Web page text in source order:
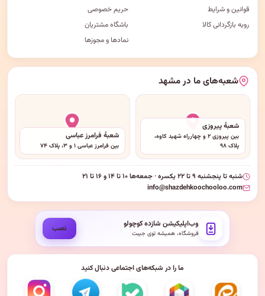
قوانین و شرایط
رویه بازگردانی کالا
حریم خصوصی
باشگاه مشتریان
نمادها و مجوزها
شعبه‌های ما در مشهد
شعبهٔ پیروزی
بین پیروزی ۲ و چهارراه شهید کاوه،
پلاک ۹۸
شعبهٔ فرامرز عباسی
بین فرامرز عباسی ۱ و ۳، پلاک ۷۴
شنبه تا پنجشنبه ۹ تا ۲۲ یکسره · جمعه‌ها ۱۰ تا ۱۴ و ۱۶ تا ۲۱
info@shazdehkoochooloo.com
وب‌اپلیکیشن شازده کوچولو
فروشگاه، همیشه توی جیبت نصب
ما را در شبکه‌های اجتماعی دنبال کنید